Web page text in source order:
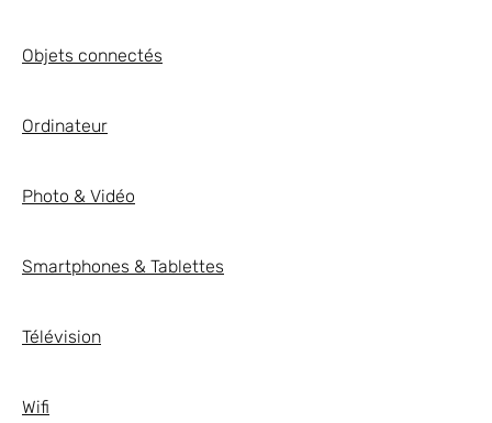
Objets connectés
Ordinateur
Photo & Vidéo
Smartphones & Tablettes
Télévision
Wifi